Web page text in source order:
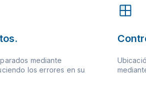
mediante
los errores en su